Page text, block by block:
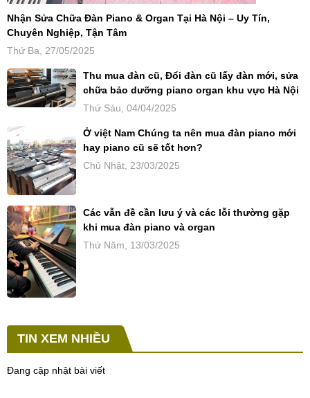
Nhận Sửa Chữa Đàn Piano & Organ Tại Hà Nội – Uy Tín,
Chuyên Nghiệp, Tận Tâm
Thứ Ba, 27/05/2025
Thu mua đàn cũ, Đổi đàn cũ lấy đàn mới, sửa
chữa bảo dưỡng piano organ khu vực Hà Nội
Thứ Sáu, 04/04/2025
Ở việt Nam Chúng ta nên mua đàn piano mới
hay piano cũ sẽ tốt hơn?
Chủ Nhật, 23/03/2025
Các vẫn đề cần lưu ý và các lỗi thường gặp
khi mua đàn piano và organ
Thứ Năm, 13/03/2025
TIN XEM NHIỀU
Đang cập nhật bài viết